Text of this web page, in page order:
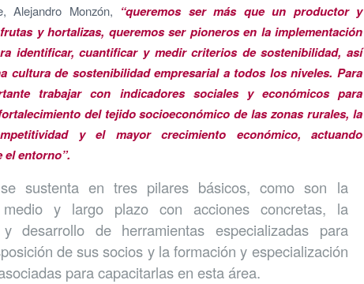
Alejandro Monzón, “queremos ser más que un productor y
y hortalizas, queremos ser pioneros en la implementación
identificar, cuantificar y medir criterios de sostenibilidad, así
cultura de sostenibilidad empresarial a todos los niveles. Para
trabajar con indicadores sociales y económicos para
del tejido socioeconómico de las zonas rurales, la
y el mayor crecimiento económico, actuando
entorno”.
sustenta en tres pilares básicos, como son la
y largo plazo con acciones concretas, la
y desarrollo de herramientas especializadas para
de sus socios y la formación y especialización
para capacitarlas en esta área.